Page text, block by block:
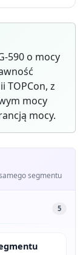
590 o mocy
TOPCon, z
mocy
mocy.
segmentu
5